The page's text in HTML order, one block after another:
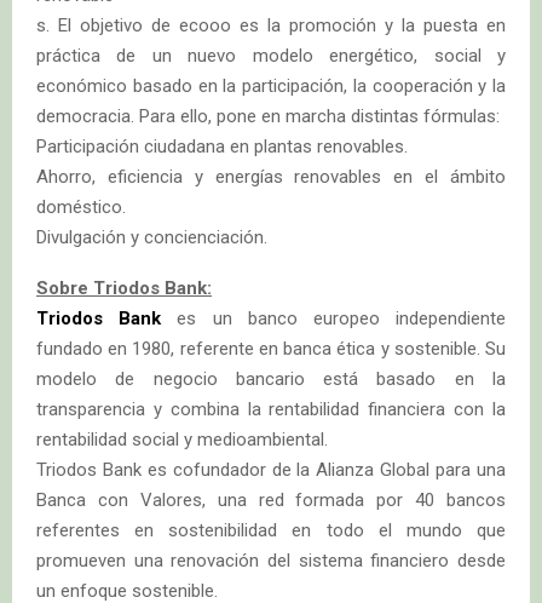
s. El objetivo de ecooo es la promoción y la puesta en
práctica de un nuevo modelo energético, social y
económico basado en la participación, la cooperación y la
democracia. Para ello, pone en marcha distintas fórmulas:
Participación ciudadana en plantas renovables.
Ahorro, eficiencia y energías renovables en el ámbito
doméstico.
Divulgación y concienciación.
Sobre Triodos Bank:
Triodos Bank es un banco europeo independiente
fundado en 1980, referente en banca ética y sostenible. Su
modelo de negocio bancario está basado en la
transparencia y combina la rentabilidad financiera con la
rentabilidad social y medioambiental.
Triodos Bank es cofundador de la Alianza Global para una
Banca con Valores, una red formada por 40 bancos
referentes en sostenibilidad en todo el mundo que
promueven una renovación del sistema financiero desde
un enfoque sostenible.